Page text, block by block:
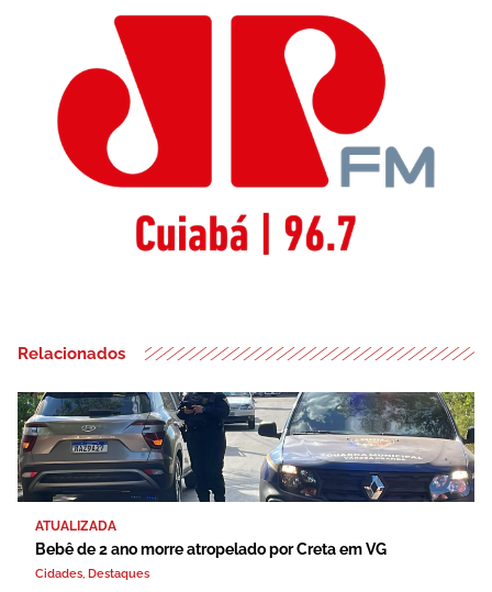
Relacionados
ATUALIZADA
Bebê de 2 ano morre atropelado por Creta em VG
Cidades, Destaques